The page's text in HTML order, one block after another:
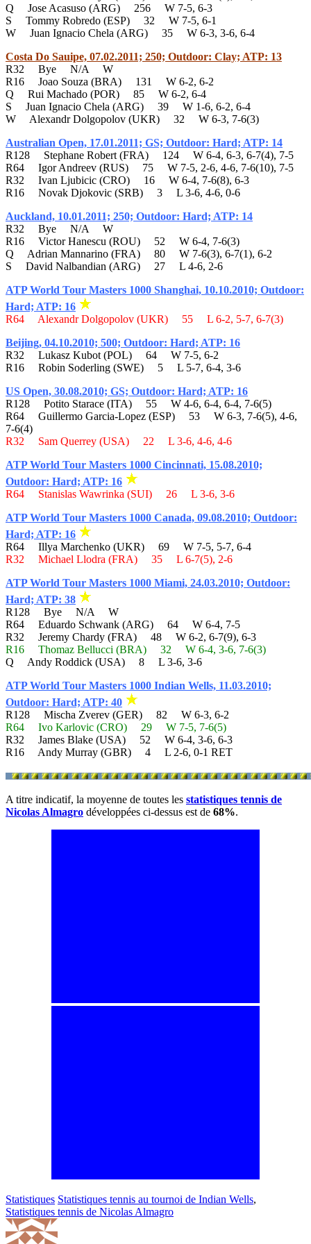
Q Jose Acasuso (ARG) 256 W 7-5, 6-3
S Tommy Robredo (ESP) 32 W 7-5, 6-1
W Juan Ignacio Chela (ARG) 35 W 6-3, 3-6, 6-4
Costa Do Sauipe, 07.02.2011; 250; Outdoor: Clay; ATP: 13
R32 Bye N/A W
R16 Joao Souza (BRA) 131 W 6-2, 6-2
Q Rui Machado (POR) 85 W 6-2, 6-4
S Juan Ignacio Chela (ARG) 39 W 1-6, 6-2, 6-4
W Alexandr Dolgopolov (UKR) 32 W 6-3, 7-6(3)
Australian Open, 17.01.2011; GS; Outdoor: Hard; ATP: 14
R128 Stephane Robert (FRA) 124 W 6-4, 6-3, 6-7(4), 7-5
R64 Igor Andreev (RUS) 75 W 7-5, 2-6, 4-6, 7-6(10), 7-5
R32 Ivan Ljubicic (CRO) 16 W 6-4, 7-6(8), 6-3
R16 Novak Djokovic (SRB) 3 L 3-6, 4-6, 0-6
Auckland, 10.01.2011; 250; Outdoor: Hard; ATP: 14
R32 Bye N/A W
R16 Victor Hanescu (ROU) 52 W 6-4, 7-6(3)
Q Adrian Mannarino (FRA) 80 W 7-6(3), 6-7(1), 6-2
S David Nalbandian (ARG) 27 L 4-6, 2-6
ATP World Tour Masters 1000 Shanghai, 10.10.2010; Outdoor:
Hard; ATP: 16
R64 Alexandr Dolgopolov (UKR) 55 L 6-2, 5-7, 6-7(3)
Beijing, 04.10.2010; 500; Outdoor: Hard; ATP: 16
R32 Lukasz Kubot (POL) 64 W 7-5, 6-2
R16 Robin Soderling (SWE) 5 L 5-7, 6-4, 3-6
US Open, 30.08.2010; GS; Outdoor: Hard; ATP: 16
R128 Potito Starace (ITA) 55 W 4-6, 6-4, 6-4, 7-6(5)
R64 Guillermo Garcia-Lopez (ESP) 53 W 6-3, 7-6(5), 4-6,
7-6(4)
R32 Sam Querrey (USA) 22 L 3-6, 4-6, 4-6
ATP World Tour Masters 1000 Cincinnati, 15.08.2010;
Outdoor: Hard; ATP: 16
R64 Stanislas Wawrinka (SUI) 26 L 3-6, 3-6
ATP World Tour Masters 1000 Canada, 09.08.2010; Outdoor:
Hard; ATP: 16
R64 Illya Marchenko (UKR) 69 W 7-5, 5-7, 6-4
R32 Michael Llodra (FRA) 35 L 6-7(5), 2-6
ATP World Tour Masters 1000 Miami, 24.03.2010; Outdoor:
Hard; ATP: 38
R128 Bye N/A W
R64 Eduardo Schwank (ARG) 64 W 6-4, 7-5
R32 Jeremy Chardy (FRA) 48 W 6-2, 6-7(9), 6-3
R16 Thomaz Bellucci (BRA) 32 W 6-4, 3-6, 7-6(3)
Q Andy Roddick (USA) 8 L 3-6, 3-6
ATP World Tour Masters 1000 Indian Wells, 11.03.2010;
Outdoor: Hard; ATP: 40
R128 Mischa Zverev (GER) 82 W 6-3, 6-2
R64 Ivo Karlovic (CRO) 29 W 7-5, 7-6(5)
R32 James Blake (USA) 52 W 6-4, 3-6, 6-3
R16 Andy Murray (GBR) 4 L 2-6, 0-1 RET
A titre indicatif, la moyenne de toutes les statistiques tennis de
Nicolas Almagro développées ci-dessus est de 68%.
Statistiques Statistiques tennis au tournoi de Indian Wells,
Statistiques tennis de Nicolas Almagro